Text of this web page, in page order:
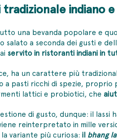
tradizionale indiano
una bevanda popolare e
salato a seconda dei gusti e
servito in ristoranti indiani in
ha un carattere più
a pasti ricchi di spezie,
lattici e probiotici, che
di gusto, dunque: il lassi
reinterpretato in mille
variante più curiosa: il bhang